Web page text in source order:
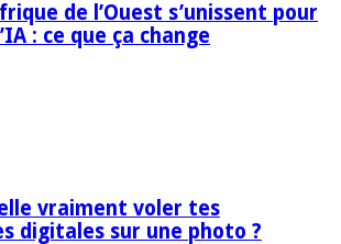
de l’Ouest s’unissent pour
: ce que ça change
vraiment voler tes
digitales sur une photo ?